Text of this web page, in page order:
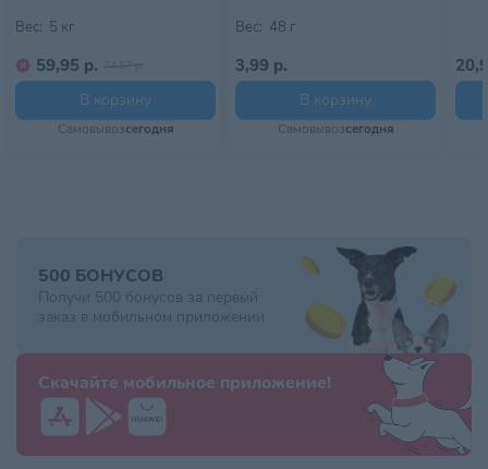
Вес: 5 кг
59,95 р. 74,57 р.
В корзину
Самовывозсегодня
Вес: 48 г
3,99 р.
В корзину
Самовывозсегодня
500 БОНУСОВ
Получи 500 бонусов за первый
заказ в мобильном приложении
Скачайте мобильное приложение!